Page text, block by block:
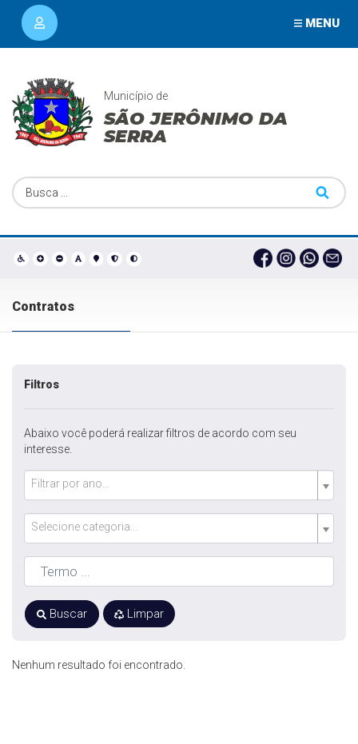
MENU
Município de
SÃO JERÔNIMO DA
SERRA
Contratos
Nenhum resultado foi encontrado.
Filtros
Abaixo você poderá realizar filtros de acordo com seu
interesse.
Filtrar por ano...
Selecione categoria...
Buscar Limpar